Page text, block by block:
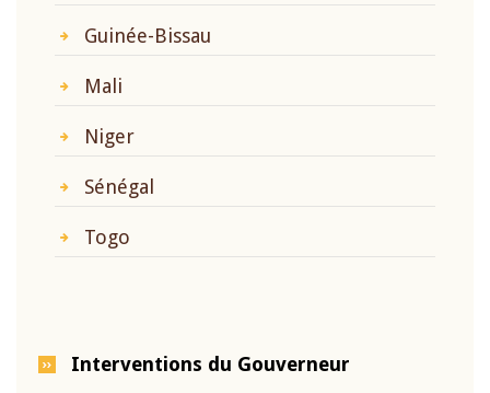
Guinée-Bissau
Mali
Niger
Sénégal
Togo
Interventions du Gouverneur